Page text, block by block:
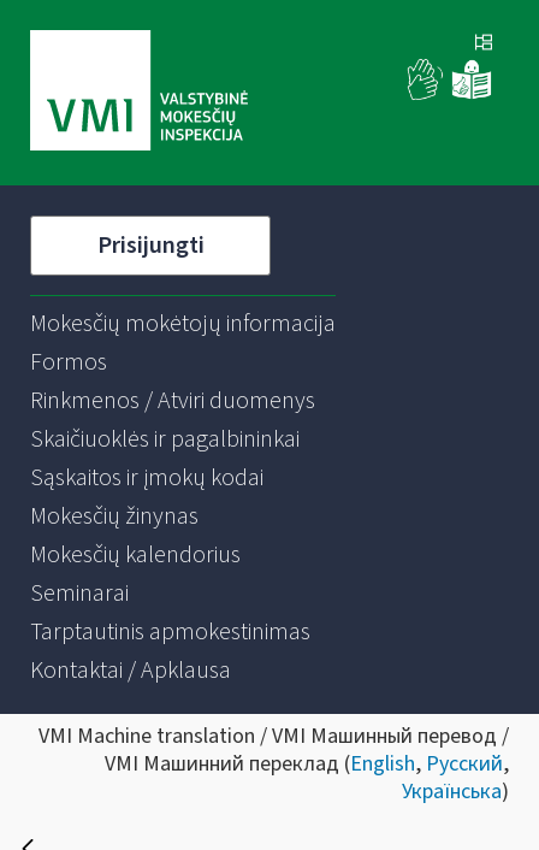
Prisijungti
Mokesčių mokėtojų informacija
Formos
Rinkmenos / Atviri duomenys
Skaičiuoklės ir pagalbininkai
Sąskaitos ir įmokų kodai
Mokesčių žinynas
Mokesčių kalendorius
Seminarai
Tarptautinis apmokestinimas
Kontaktai / Apklausa
VMI Machine translation / VMI Машинный перевод /
VMI Машинний переклад (English, Русский,
Українська)